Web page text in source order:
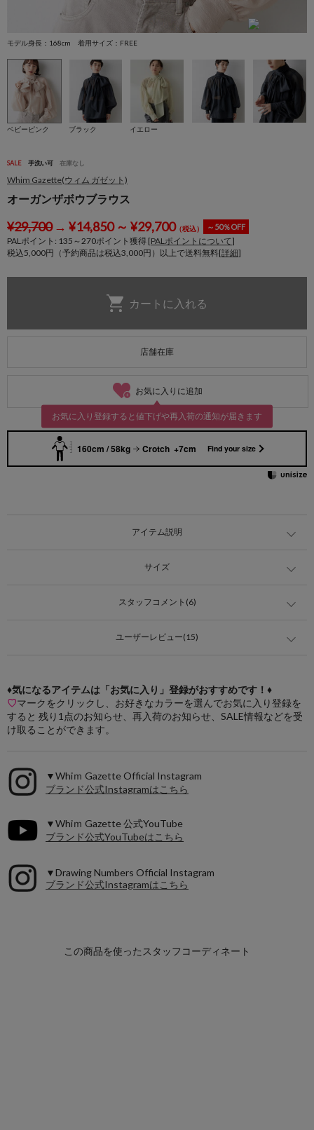
モデル身長：168cm 着用サイズ：FREE
ベビーピンク ブラック イエロー
SALE 手洗い可 在庫なし
Whim Gazette(ウィム ガゼット)
オーガンザボウブラウス
¥29,700→ ¥14,850～ ¥29,700（税込） ～50％OFF
PALポイント: 135 ～270ポイント獲得 [PALポイントについて]
税込5,000円（予約商品は税込3,000円）以上で送料無料[詳細]
店舗在庫
お気に入りに追加
お気に入り登録すると値下げや再入荷の通知が届きます
160cm / 58kg Crotch +7cm Find your size
アイテム説明
サイズ
スタッフコメント(6)
ユーザーレビュー(15)
♦気になるアイテムは「お気に入り」登録がおすすめです！♦
♡マークをクリックし、お好きなカラーを選んでお気に入り登録を
すると 残り1点のお知らせ、再入荷のお知らせ、SALE情報などを受
け取ることができます。
▼Whiｍ Gazette Official Instagram
ブランド公式Instagramはこちら
▼Whiｍ Gazette 公式YouTube
ブランド公式YouTubeはこちら
▼Drawing Numbers Official Instagram
ブランド公式Instagramはこちら